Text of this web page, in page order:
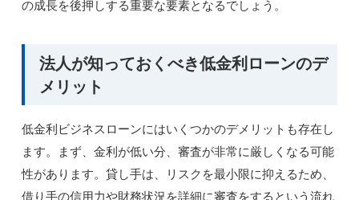
の成長を後押しする重要な要素となるでしょう。
法人が知っておくべき低金利ローンのデ
メリット
低金利ビジネスローンにはいくつかのデメリットも存在し
ます。まず、金利が低い分、審査が非常に厳しくなる可能
性があります。貸し手は、リスクを最小限に抑えるため、
借り手の信用力や財務状況を詳細に審査をするという流れ